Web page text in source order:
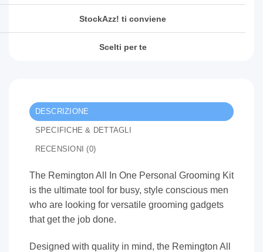
StockAzz! ti conviene
Scelti per te
DESCRIZIONE
SPECIFICHE & DETTAGLI
RECENSIONI (0)
The Remington All In One Personal Grooming Kit
is the ultimate tool for busy, style conscious men
who are looking for versatile grooming gadgets
that get the job done.
Designed with quality in mind, the Remington All